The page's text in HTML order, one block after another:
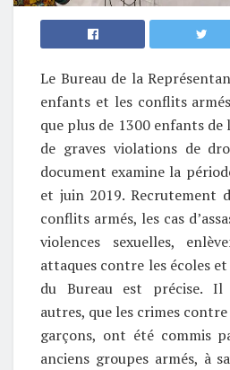
Le Bureau de la
enfants et les conflits
que plus de 1300 enfants de
de graves violations de
document examine la
et juin 2019. Recrutement
conflits armés, les cas
violences sexuelles,
attaques contre les écoles
du Bureau est précise.
autres, que les crimes
garçons, ont été commis
anciens groupes armés, à